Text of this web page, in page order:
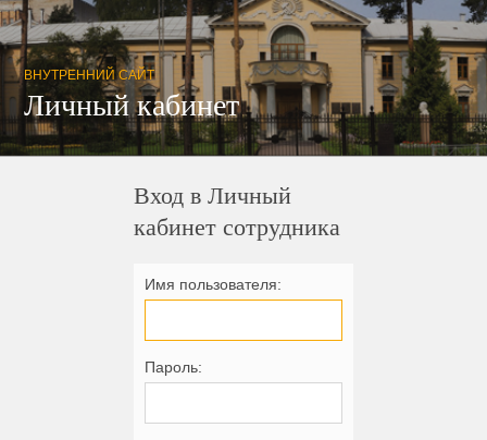
ВНУТРЕННИЙ САЙТ
Личный кабинет
Вход в Личный
кабинет сотрудника
Имя пользователя:
Пароль: